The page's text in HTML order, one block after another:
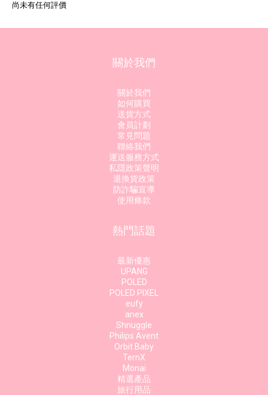
尚未有任何評價
關於我們
關於我們
如何購買
送貨方式
會員計劃
常見問題
聯絡我們
運送服務方式
私隱政策聲明
退換貨政策
防詐騙宣導
使用條款
熱門話題
最新優惠
UPANG
POLED
POLED PIXEL
eufy
anex
Shnuggle
Philips Avent
Orbit Baby
TernX
Monai
精選產品
旅行用品